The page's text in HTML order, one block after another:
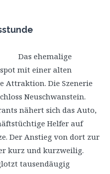
Das ehemalige
mit einer alten
Attraktion. Die Szenerie
Neuschwanstein.
nähert sich das Auto,
Helfer auf
Der Anstieg von dort zur
kurz und kurzweilig.
tausendäugig